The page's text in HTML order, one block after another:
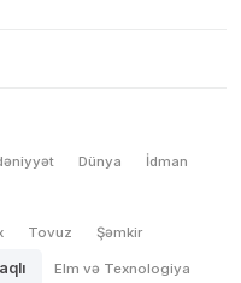
Dünya İdman
Tovuz Şəmkir
Elm və Texnologiya